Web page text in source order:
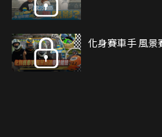
化身賽車手 風景